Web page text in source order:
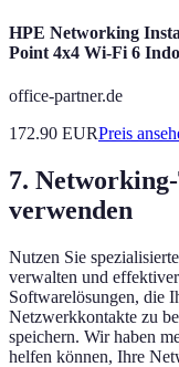
HPE Networking
Point 4x4 Wi-Fi 6
office-partner.de
172.90 EURPreis
7.
verwenden
Nutzen Sie
verwalten und
Softwarelösungen, die
Netzwerkkontakte zu
speichern. Wir haben
helfen können, Ihre